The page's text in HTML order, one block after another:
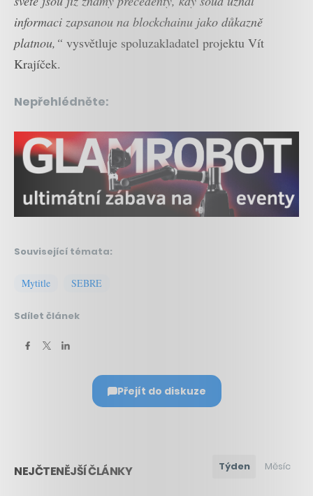
informaci zapsanou na blockchainu jako důkazně
platnou,“ vysvětluje spoluzakladatel projektu Vít
Krajíček.
Nepřehlédněte:
Související témata:
Mytitle SEBRE
Sdílet článek
Přejít do diskuze
NEJČTENĚJŠÍ ČLÁNKY Týden Měsíc